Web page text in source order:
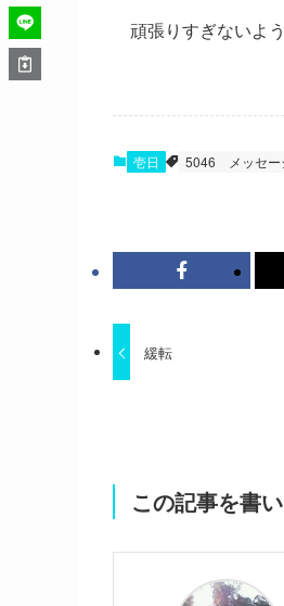
頑張りすぎないよ
壱日 5046 メッセ
緩転
この記事を書